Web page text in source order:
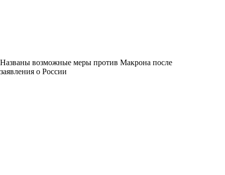
Названы возможные меры против Макрона после
заявления о России